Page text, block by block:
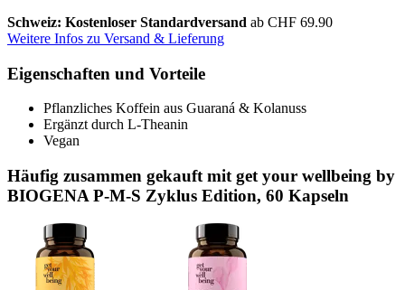
Schweiz: Kostenloser Standardversand ab CHF 69.90
Weitere Infos zu Versand & Lieferung
Eigenschaften und Vorteile
Pflanzliches Koffein aus Guaraná & Kolanuss
Ergänzt durch L-Theanin
Vegan
Häufig zusammen gekauft mit get your wellbeing by
BIOGENA P-M-S Zyklus Edition, 60 Kapseln